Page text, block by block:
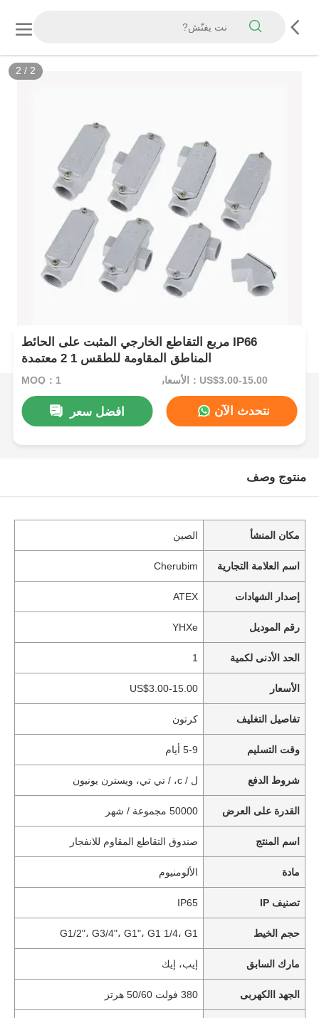
2 / 2
مربع التقاطع الخارجي المثبت على الحائط IP66
المناطق المقاومة للطقس 1 2 معتمدة
MOQ：1 الأسعار：US$3.00-15.00
افضل سعر نتحدث الآن
منتوج وصف
مكان المنشأ الصين
اسم العلامة التجارية Cherubim
إصدار الشهادات ATEX
رقم الموديل YHXe
الحد الأدنى لكمية 1
الأسعار US$3.00-15.00
تفاصيل التغليف كرتون
وقت التسليم 5-9 أيام
شروط الدفع ل / c، / تي تي، ويسترن يونيون
القدرة على العرض 50000 مجموعة / شهر
اسم المنتج صندوق التقاطع المقاوم للانفجار
مادة الألومنيوم
تصنيف IP IP65
حجم الخيط G1/2"، G3/4"، G1"، G1 1/4، G1
مارك السابق إيب، إيك
الجهد االكهربى 380 فولت 50/60 هرتز